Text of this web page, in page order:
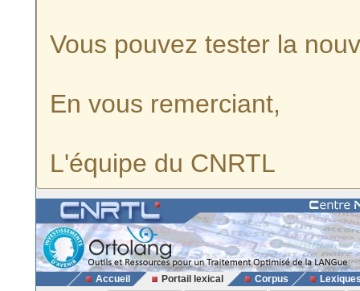
Vous pouvez tester la
En vous remerciant,
L'équipe du CNRTL
Accueil Portail lexical Corpus